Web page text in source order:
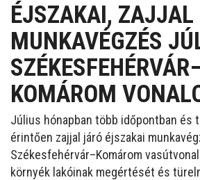
ÉJSZAKAI, ZAJJAL
MUNKAVÉGZÉS
KOMÁROM
Július hónapban több időpontban és
érintően zajjal járó éjszakai
Székesfehérvár–Komárom
környék lakóinak megértését és